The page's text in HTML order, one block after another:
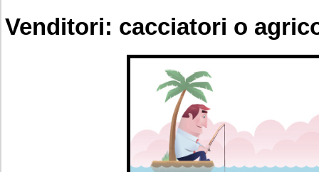
Venditori: cacciatori o